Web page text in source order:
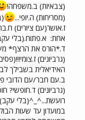
(צבאיות) ב.משפחה!
(מסריחות) ה.יופי...
אחת: א.פתוח.(בלי
ד.*הורס את הרצף*
האידיאלית בשבילך
ב.עם חבר/עם הדובי
(גרביונים) ד.חופשי?
רועשת...^_^(בלי עקב)
במועדון עד שעות